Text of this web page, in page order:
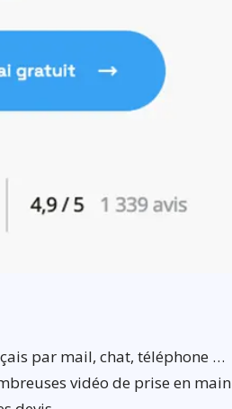
par mail, chat, téléphone …
vidéo de prise en main